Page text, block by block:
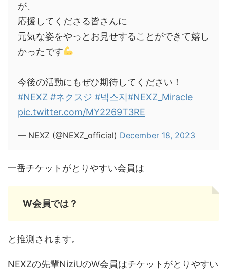
が、
応援してくださる皆さんに
元気な姿をやっとお見せすることができて嬉し
かったです
今後の活動にもぜひ期待してください！
#NEXZ #ネクスジ #넥스지#NEXZ_Miracle
pic.twitter.com/MY2269T3RE
— NEXZ (@NEXZ_official) December 18, 2023
一番チケットがとりやすい会員は
W会員では？
と推測されます。
NEXZの先輩NiziUのW会員はチケットがとりやすい